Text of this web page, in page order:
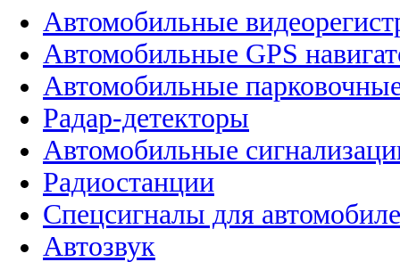
Автомобильные
Автомобильные GPS
Автомобильные
Радар-детекторы
Автомобильные
Радиостанции
Спецсигналы для
Автозвук